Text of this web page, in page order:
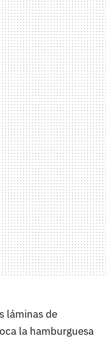
láminas de
la hamburguesa